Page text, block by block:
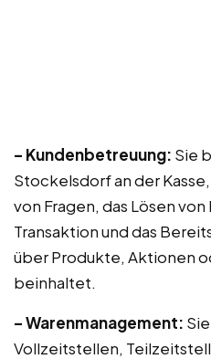
– Kundenbetreuung: Sie
Stockelsdorf an der
von Fragen, das Lösen
Transaktion und das
über Produkte, Aktionen
beinhaltet.
– Warenmanagement:
Vollzeitstellen,